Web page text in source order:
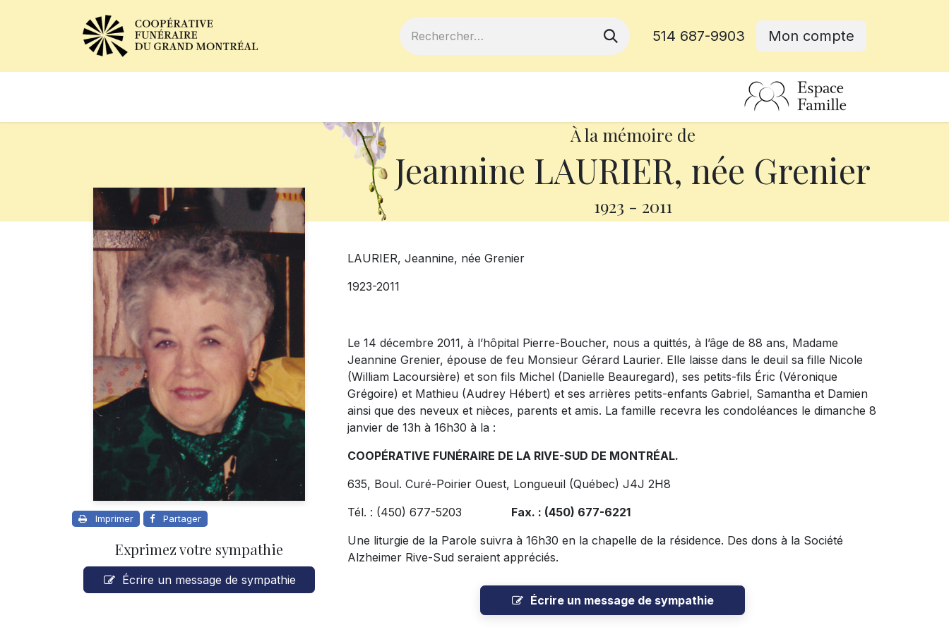
514 687-9903 Mon compte
À la mémoire de
Jeannine LAURIER, née Grenier
1923 - 2011
Imprimer Partager
Exprimez votre sympathie
Écrire un message de sympathie
LAURIER, Jeannine, née Grenier
1923-2011
Le 14 décembre 2011, à l’hôpital Pierre-Boucher, nous a quittés, à l’âge de 88 ans, Madame
Jeannine Grenier, épouse de feu Monsieur Gérard Laurier. Elle laisse dans le deuil sa fille Nicole
(William Lacoursière) et son fils Michel (Danielle Beauregard), ses petits-fils Éric (Véronique
Grégoire) et Mathieu (Audrey Hébert) et ses arrières petits-enfants Gabriel, Samantha et Damien
ainsi que des neveux et nièces, parents et amis. La famille recevra les condoléances le dimanche 8
janvier de 13h à 16h30 à la :
COOPÉRATIVE FUNÉRAIRE DE LA RIVE-SUD DE MONTRÉAL.
635, Boul. Curé-Poirier Ouest, Longueuil (Québec) J4J 2H8
Tél. : (450) 677-5203 Fax. : (450) 677-6221
Une liturgie de la Parole suivra à 16h30 en la chapelle de la résidence. Des dons à la Société
Alzheimer Rive-Sud seraient appréciés.
Écrire un message de sympathie